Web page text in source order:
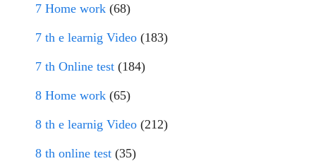
7 Home work (68)
7 th e learnig Video (183)
7 th Online test (184)
8 Home work (65)
8 th e learnig Video (212)
8 th online test (35)